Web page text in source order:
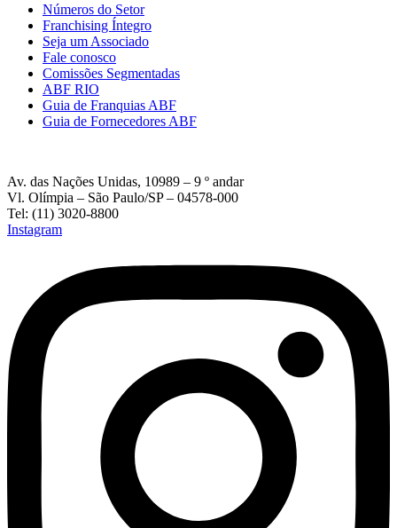
Números do Setor
Franchising Íntegro
Seja um Associado
Fale conosco
Comissões Segmentadas
ABF RIO
Guia de Franquias ABF
Guia de Fornecedores ABF
Av. das Nações Unidas, 10989 – 9 º andar
Vl. Olímpia – São Paulo/SP – 04578-000
Tel: (11) 3020-8800
Instagram